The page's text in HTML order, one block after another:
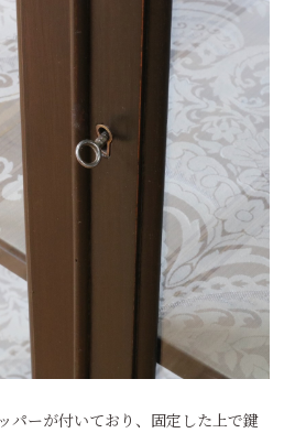
パーが付いており、固定した上で鍵